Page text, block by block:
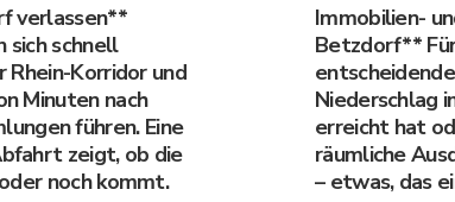
verlassen**
sich schnell
Rhein-Korridor und
Minuten nach
führen. Eine
zeigt, ob die
noch kommt.
Immobilien-
Betzdorf**
Niederschlag
erreicht hat
räumliche
– etwas, das